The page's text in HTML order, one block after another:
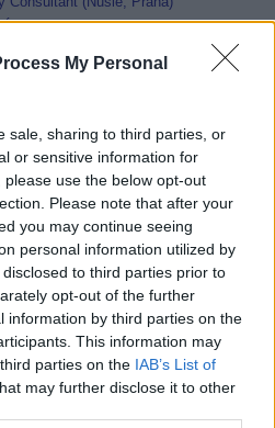
My Personal
sale, sharing to third parties, or
or sensitive information for
use the below opt-out
Please note that after your
you may continue seeing
personal information utilized by
to third parties prior to
opt-out of the further
information by third parties on the
This information may
parties on the IAB’s List of
may further disclose it to other
Kdy a kde bude Prima sport k
naladění na Skylinku